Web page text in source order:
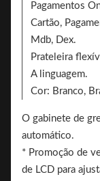
Pagamentos
Cartão,
Mdb, Dex.
Prateleira
A linguagem.
Cor: Branco,
2 lados podem
O gabinete de
automático.
* Promoção de
de LCD para